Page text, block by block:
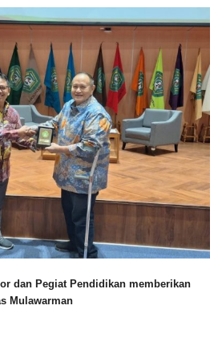
dan Pegiat Pendidikan memberikan
Mulawarman